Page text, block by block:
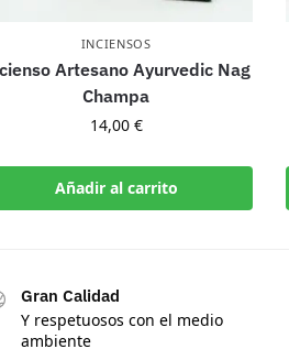
INCIENSOS
Artesano Ayurvedic Nag
Champa
14,00 €
Añadir al carrito
Gran Calidad
Y respetuosos con el medio
ambiente